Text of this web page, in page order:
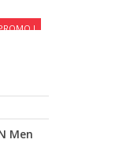
!
Men